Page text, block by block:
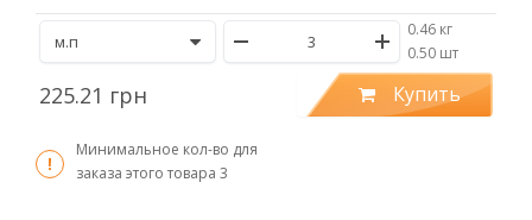
0.46 кг
/0.50 шт
225.21 грн Купить
Минимальное кол-во для
заказа этого товара 3